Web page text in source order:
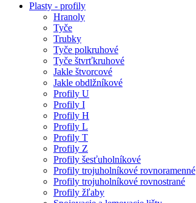
Plasty - profily
Hranoly
Tyče
Trubky
Tyče polkruhové
Tyče štvrťkruhové
Jakle štvorcové
Jakle obdlžníkové
Profily U
Profily I
Profily H
Profily L
Profily T
Profily Z
Profily šesťuholníkové
Profily trojuholníkové rovnoramenné
Profily trojuholníkové rovnostrané
Profily žľaby